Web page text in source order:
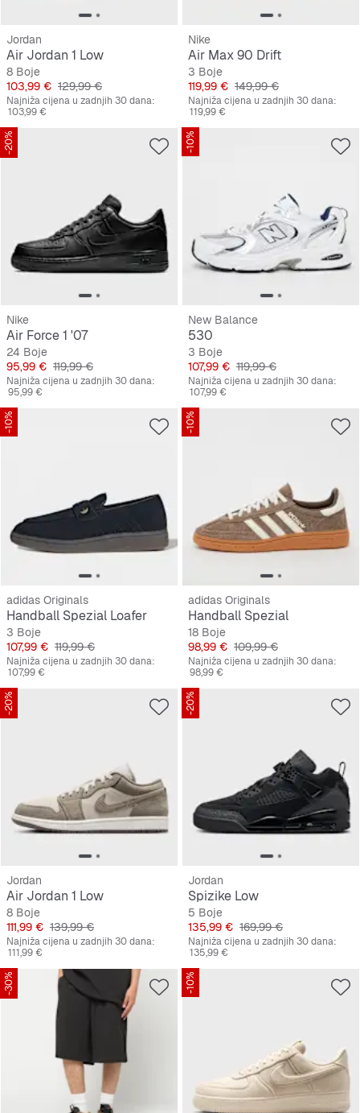
Jordan
Air Jordan 1 Low
8 Boje
Cijena
103,99 € Originalna cijena
129,99 €
Najniža cijena u zadnjih 30 dana:
103,99 €
Nike
Air Max 90 Drift
3 Boje
Cijena
119,99 € Originalna cijena
149,99 €
Najniža cijena u zadnjih 30 dana:
119,99 €
-20%
Nike
Air Force 1 '07
24 Boje
Cijena
95,99 € Originalna cijena
119,99 €
Najniža cijena u zadnjih 30 dana:
95,99 €
-10%
New Balance
530
3 Boje
Cijena
107,99 € Originalna cijena
119,99 €
Najniža cijena u zadnjih 30 dana:
107,99 €
-10%
adidas Originals
Handball Spezial Loafer
3 Boje
Cijena
107,99 € Originalna cijena
119,99 €
Najniža cijena u zadnjih 30 dana:
107,99 €
-10%
adidas Originals
Handball Spezial
18 Boje
Cijena
98,99 € Originalna cijena
109,99 €
Najniža cijena u zadnjih 30 dana:
98,99 €
-20%
Jordan
Air Jordan 1 Low
8 Boje
Cijena
111,99 € Originalna cijena
139,99 €
Najniža cijena u zadnjih 30 dana:
111,99 €
-20%
Jordan
Spizike Low
5 Boje
Cijena
135,99 € Originalna cijena
169,99 €
Najniža cijena u zadnjih 30 dana:
135,99 €
-30% -10%